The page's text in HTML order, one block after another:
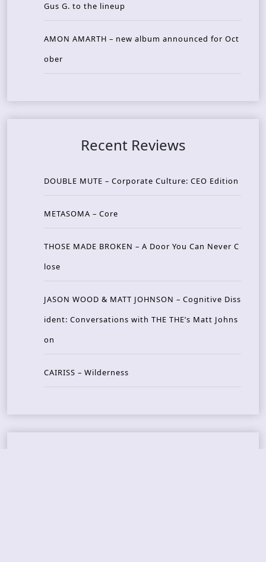
Gus G. to the lineup
AMON AMARTH – new album announced for Oct
ober
Recent Reviews
DOUBLE MUTE – Corporate Culture: CEO Edition
METASOMA – Core
THOSE MADE BROKEN – A Door You Can Never C
lose
JASON WOOD & MATT JOHNSON – Cognitive Diss
ident: Conversations with THE THE’s Matt Johns
on
CAIRISS – Wilderness